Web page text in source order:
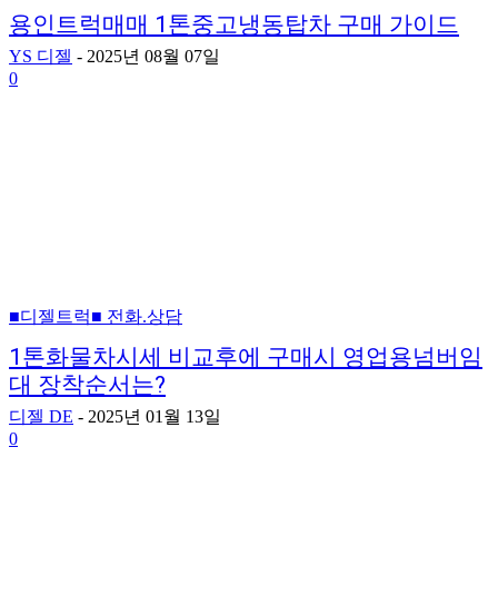
용인트럭매매 1톤중고냉동탑차 구매 가이드
YS 디젤 - 2025년 08월 07일
0
■디젤트럭■ 전화.상담
1톤화물차시세 비교후에 구매시 영업용넘버임
대 장착순서는?
디젤 DE - 2025년 01월 13일
0